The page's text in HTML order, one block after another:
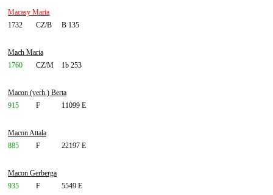
Macasy Maria
1732
CZ/B B 135
Mach Maria
1760
CZ/M 1b 253
Macon (verh.) Berta
915
F 11099 E
Macon Attala
885
F 22197 E
Macon Gerberga
935
F 5549 E